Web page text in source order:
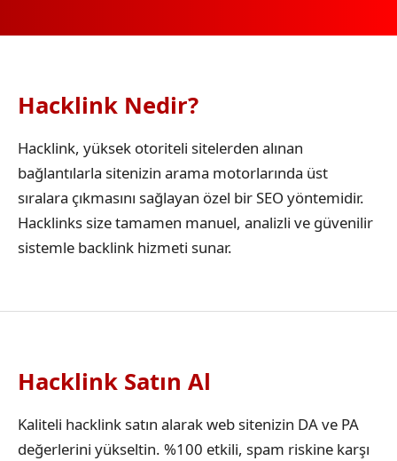
Hacklink Nedir?
Hacklink, yüksek otoriteli sitelerden alınan
bağlantılarla sitenizin arama motorlarında üst
sıralara çıkmasını sağlayan özel bir SEO yöntemidir.
Hacklinks size tamamen manuel, analizli ve güvenilir
sistemle backlink hizmeti sunar.
Hacklink Satın Al
Kaliteli hacklink satın alarak web sitenizin DA ve PA
değerlerini yükseltin. %100 etkili, spam riskine karşı